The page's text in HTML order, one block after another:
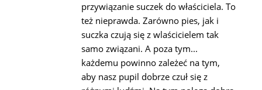
przywiązanie suczek do właściciela. To
też nieprawda. Zarówno pies, jak i
suczka czują się z wlaścicielem tak
samo związani. A poza tym...
każdemu powinno zależeć na tym,
aby nasz pupil dobrze czuł się z